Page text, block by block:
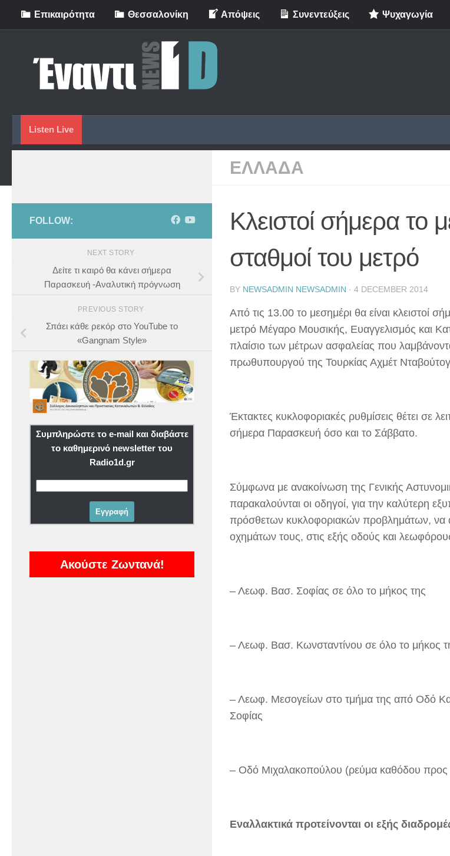
Skip to content
Eπικαιρότητα Θεσσαλονίκη Απόψεις Συνεντεύξεις Ψυχαγωγία
Listen Live
ΕΛΛΑΔΑ
Κλειστοί σήμερα το
σταθμοί του μετρό
BY NEWSADMIN NEWSADMIN · 4 DECEMBER 2014
Από τις 13.00 το μεσημέρι θα είναι κλειστοί
μετρό Μέγαρο Μουσικής, Ευαγγελισμός και
πλαίσιο των μέτρων ασφαλείας που
πρωθυπουργού της Τουρκίας Αχμέτ
Έκτακτες κυκλοφοριακές ρυθμίσεις θέτει σε
σήμερα Παρασκευή όσο και το Σάββατο.
Σύμφωνα με ανακοίνωση της Γενικής
παρακαλούνται οι οδηγοί, για την καλύτερη
πρόσθετων κυκλοφοριακών προβλημάτων, να
οχημάτων τους, στις εξής οδούς και
– Λεωφ. Βασ. Σοφίας σε όλο το μήκος της
– Λεωφ. Βασ. Κωνσταντίνου σε όλο το μήκος
– Λεωφ. Μεσογείων στο τμήμα της από Οδό
Σοφίας
– Οδό Μιχαλακοπούλου (ρεύμα καθόδου προς
Εναλλακτικά προτείνονται οι εξής
FOLLOW:
NEXT STORY
Δείτε τι καιρό θα κάνει σήμερα
Παρασκευή -Αναλυτική πρόγνωση
PREVIOUS STORY
Σπάει κάθε ρεκόρ στο YouTube το
«Gangnam Style»
Συμπληρώστε το e-mail και διαβάστε
το καθημερινό newsletter του
Radio1d.gr
Ακούστε Ζωντανά!